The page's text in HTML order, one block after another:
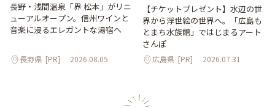
長野・浅間温泉「界 松本」がリニ
ューアルオープン。信州ワインと
音楽に浸るエレガントな湯宿へ
長野県 [PR] 2026.08.05
【チケットプレゼント】水辺の世
界から浮世絵の世界へ。「広島も
とまち水族館」ではじまるアート
さんぽ
広島県 [PR] 2026.07.31